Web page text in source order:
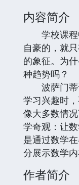
内容简介
学校课程
自豪的，就
的象征。为
种趋势吗？
波萨门蒂
学习兴趣时
像大多数情
学奇观：让
是通过数学
分展示数学内
作者简介